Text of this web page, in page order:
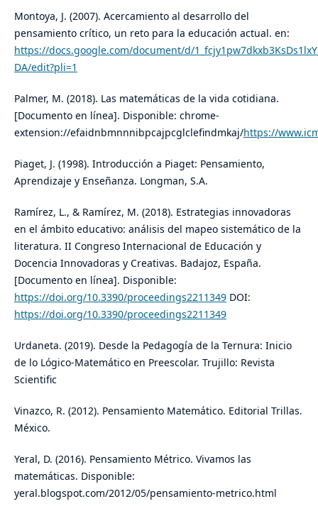
Montoya, J. (2007). Acercamiento al desarrollo del
pensamiento crítico, un reto para la educación actual. en:
https://docs.google.com/document/d/
DA/edit?pli=1
Palmer, M. (2018). Las matemáticas de la vida cotidiana.
[Documento en línea]. Disponible: chrome-
extension://efaidnbmnnnibpcajpcglclefindmkaj/https://
Piaget, J. (1998). Introducción a Piaget: Pensamiento,
Aprendizaje y Enseñanza. Longman, S.A.
Ramírez, L., & Ramírez, M. (2018). Estrategias innovadoras
en el ámbito educativo: análisis del mapeo sistemático de la
literatura. II Congreso Internacional de Educación y
Docencia Innovadoras y Creativas. Badajoz, España.
[Documento en línea]. Disponible:
https://doi.org/10.3390/proceedings2211349DOI:
https://doi.org/10.3390/proceedings2211349
Urdaneta. (2019). Desde la Pedagogía de la Ternura: Inicio
de lo Lógico-Matemático en Preescolar. Trujillo: Revista
Scientific
Vinazco, R. (2012). Pensamiento Matemático. Editorial Trillas.
México.
Yeral, D. (2016). Pensamiento Métrico. Vivamos las
matemáticas. Disponible:
yeral.blogspot.com/2012/05/pensamiento-metrico.html